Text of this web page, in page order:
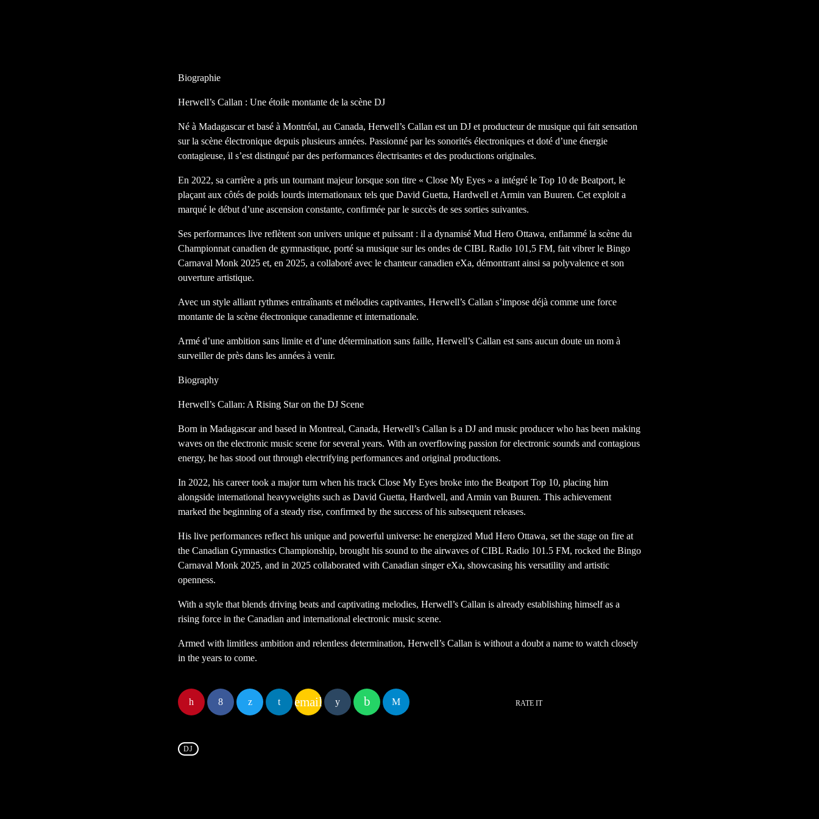
Biographie
Herwell’s Callan : Une étoile montante de la scène DJ
Né à Madagascar et basé à Montréal, au Canada, Herwell’s Callan est un DJ et producteur de musique qui fait sensation
sur la scène électronique depuis plusieurs années. Passionné par les sonorités électroniques et doté d’une énergie
contagieuse, il s’est distingué par des performances électrisantes et des productions originales.
En 2022, sa carrière a pris un tournant majeur lorsque son titre « Close My Eyes » a intégré le Top 10 de Beatport, le
plaçant aux côtés de poids lourds internationaux tels que David Guetta, Hardwell et Armin van Buuren. Cet exploit a
marqué le début d’une ascension constante, confirmée par le succès de ses sorties suivantes.
Ses performances live reflètent son univers unique et puissant : il a dynamisé Mud Hero Ottawa, enflammé la scène du
Championnat canadien de gymnastique, porté sa musique sur les ondes de CIBL Radio 101,5 FM, fait vibrer le Bingo
Carnaval Monk 2025 et, en 2025, a collaboré avec le chanteur canadien eXa, démontrant ainsi sa polyvalence et son
ouverture artistique.
Avec un style alliant rythmes entraînants et mélodies captivantes, Herwell’s Callan s’impose déjà comme une force
montante de la scène électronique canadienne et internationale.
Armé d’une ambition sans limite et d’une détermination sans faille, Herwell’s Callan est sans aucun doute un nom à
surveiller de près dans les années à venir.
Biography
Herwell’s Callan: A Rising Star on the DJ Scene
Born in Madagascar and based in Montreal, Canada, Herwell’s Callan is a DJ and music producer who has been making
waves on the electronic music scene for several years. With an overflowing passion for electronic sounds and contagious
energy, he has stood out through electrifying performances and original productions.
In 2022, his career took a major turn when his track Close My Eyes broke into the Beatport Top 10, placing him
alongside international heavyweights such as David Guetta, Hardwell, and Armin van Buuren. This achievement
marked the beginning of a steady rise, confirmed by the success of his subsequent releases.
His live performances reflect his unique and powerful universe: he energized Mud Hero Ottawa, set the stage on fire at
the Canadian Gymnastics Championship, brought his sound to the airwaves of CIBL Radio 101.5 FM, rocked the Bingo
Carnaval Monk 2025, and in 2025 collaborated with Canadian singer eXa, showcasing his versatility and artistic
openness.
With a style that blends driving beats and captivating melodies, Herwell’s Callan is already establishing himself as a
rising force in the Canadian and international electronic music scene.
Armed with limitless ambition and relentless determination, Herwell’s Callan is without a doubt a name to watch closely
in the years to come.
email RATE IT
DJ